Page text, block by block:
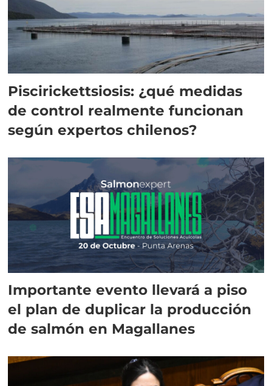
Piscirickettsiosis: ¿qué medidas
de control realmente funcionan
según expertos chilenos?
Importante evento llevará a piso
el plan de duplicar la producción
de salmón en Magallanes